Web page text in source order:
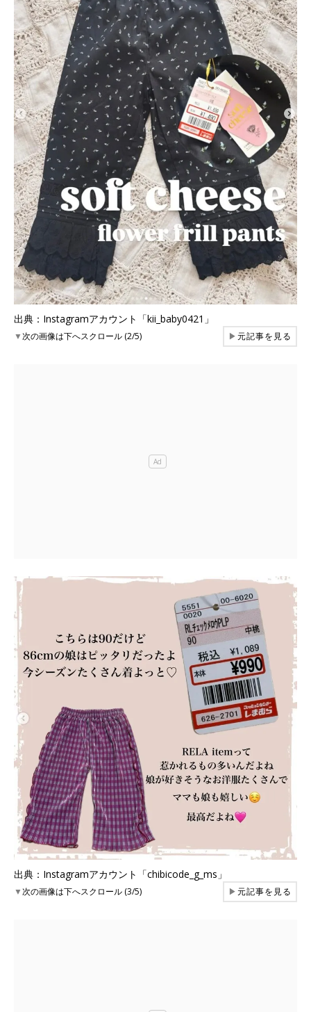
出典：Instagramアカウント「kii_baby0421」
▼次の画像は下へスクロール (2/5) ▶元記事を見る
出典：Instagramアカウント「chibicode_g_ms」
▼次の画像は下へスクロール (3/5) ▶元記事を見る